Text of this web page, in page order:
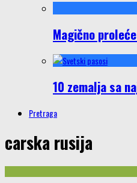
Magično
10 zemalja sa
Pretraga
carska rusija